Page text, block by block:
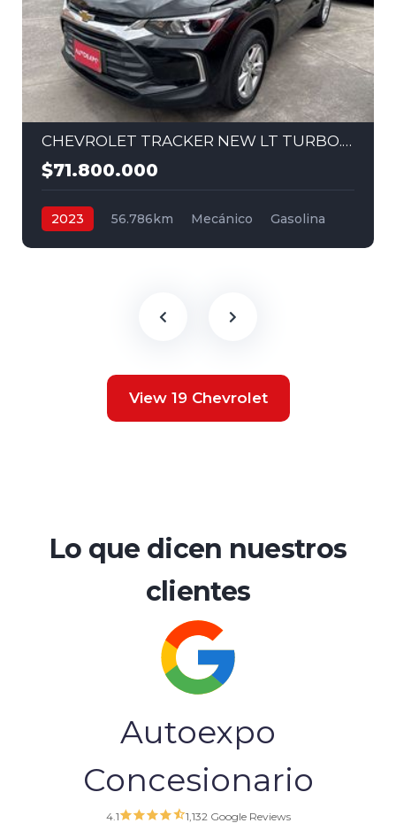
CHEVROLET TRACKER NEW LT TURBO. MEC 1,2 4X2 2023
$71.800.000
2023 56.786km Mecánico
Gasolina
View 19 Chevrolet
Lo que dicen nuestros
clientes
Autoexpo
Concesionario
4.1 1,132 Google Reviews